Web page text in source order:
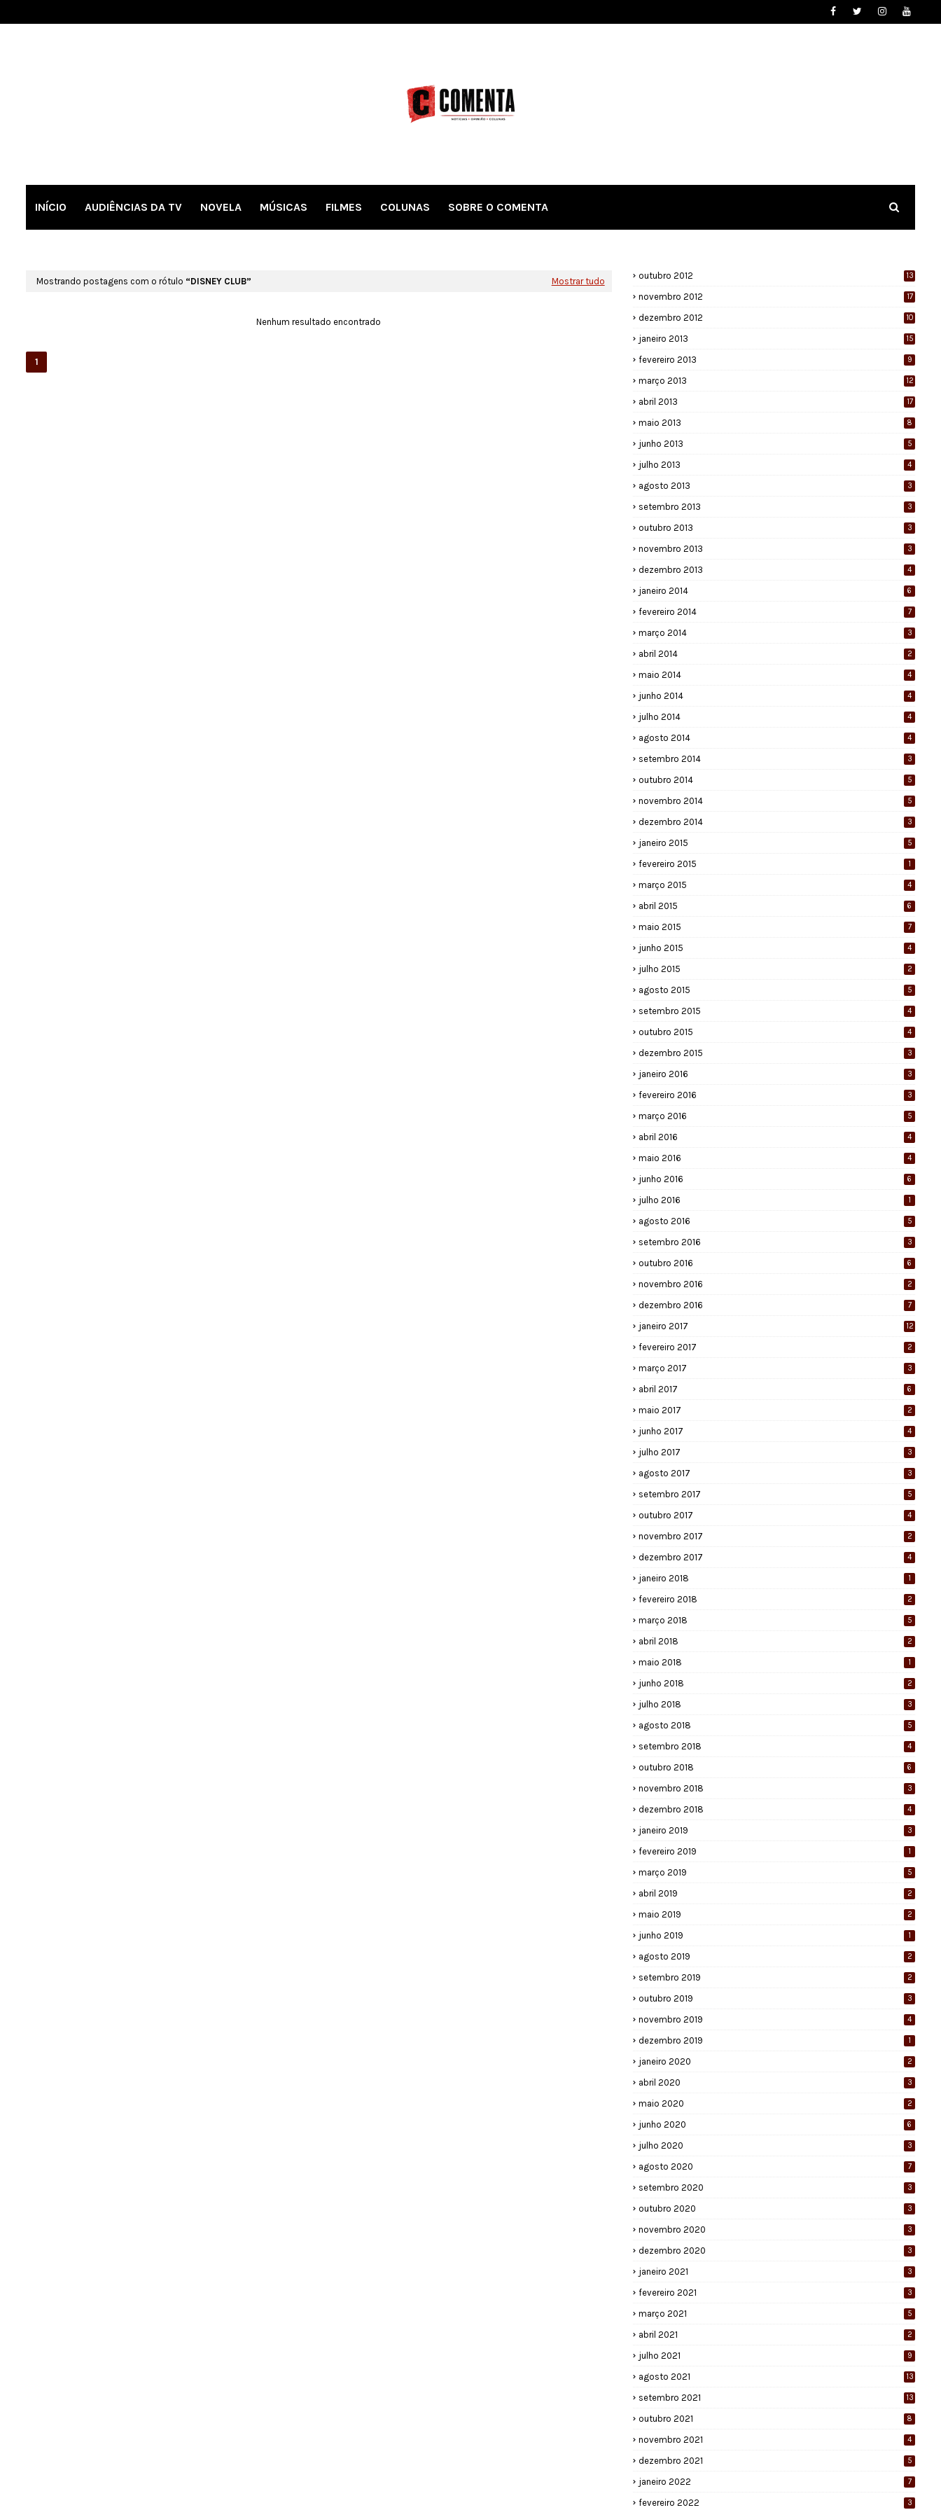
INÍCIO AUDIÊNCIAS DA TV NOVELA MÚSICAS FILMES COLUNAS SOBRE O COMENTA
Mostrando postagens com o rótulo DISNEY CLUB Mostrar tudo
Nenhum resultado encontrado
1
outubro 2012 13
novembro 2012 17
dezembro 2012 10
janeiro 2013 15
fevereiro 2013 9
março 2013 12
abril 2013 17
maio 2013 8
junho 2013 5
julho 2013 4
agosto 2013 3
setembro 2013 3
outubro 2013 3
novembro 2013 3
dezembro 2013 4
janeiro 2014 6
fevereiro 2014 7
março 2014 3
abril 2014 2
maio 2014 4
junho 2014 4
julho 2014 4
agosto 2014 4
setembro 2014 3
outubro 2014 5
novembro 2014 5
dezembro 2014 3
janeiro 2015 5
fevereiro 2015 1
março 2015 4
abril 2015 6
maio 2015 7
junho 2015 4
julho 2015 2
agosto 2015 5
setembro 2015 4
outubro 2015 4
dezembro 2015 3
janeiro 2016 3
fevereiro 2016 3
março 2016 5
abril 2016 4
maio 2016 4
junho 2016 6
julho 2016 1
agosto 2016 5
setembro 2016 3
outubro 2016 6
novembro 2016 2
dezembro 2016 7
janeiro 2017 12
fevereiro 2017 2
março 2017 3
abril 2017 6
maio 2017 2
junho 2017 4
julho 2017 3
agosto 2017 3
setembro 2017 5
outubro 2017 4
novembro 2017 2
dezembro 2017 4
janeiro 2018 1
fevereiro 2018 2
março 2018 5
abril 2018 2
maio 2018 1
junho 2018 2
julho 2018 3
agosto 2018 5
setembro 2018 4
outubro 2018 6
novembro 2018 3
dezembro 2018 4
janeiro 2019 3
fevereiro 2019 1
março 2019 5
abril 2019 2
maio 2019 2
junho 2019 1
agosto 2019 2
setembro 2019 2
outubro 2019 3
novembro 2019 4
dezembro 2019 1
janeiro 2020 2
abril 2020 3
maio 2020 2
junho 2020 6
julho 2020 3
agosto 2020 7
setembro 2020 3
outubro 2020 3
novembro 2020 3
dezembro 2020 3
janeiro 2021 3
fevereiro 2021 3
março 2021 5
abril 2021 2
julho 2021 9
agosto 2021 13
setembro 2021 13
outubro 2021 8
novembro 2021 4
dezembro 2021 5
janeiro 2022 7
fevereiro 2022 3